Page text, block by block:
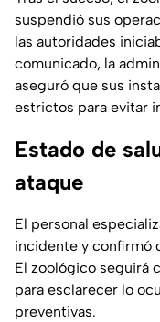
suspendió sus
las autoridades
comunicado, la
aseguró que sus
estrictos para evitar
Estado de
ataque
El personal
incidente y confirmó
El zoológico seguirá
para esclarecer lo
preventivas.